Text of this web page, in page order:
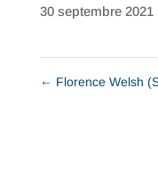
30 septembre 2021
← Florence Welsh